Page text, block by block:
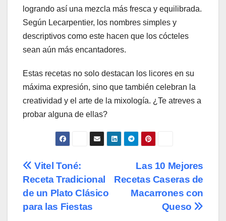
logrando así una mezcla más fresca y equilibrada.
Según Lecarpentier, los nombres simples y
descriptivos como este hacen que los cócteles
sean aún más encantadores.
Estas recetas no solo destacan los licores en su
máxima expresión, sino que también celebran la
creatividad y el arte de la mixología. ¿Te atreves a
probar alguna de ellas?
Navegación
de
entradas
Las 10 Mejores
Recetas Caseras de
Macarrones con
Queso
Vitel Toné:
Receta Tradicional
de un Plato Clásico
para las Fiestas